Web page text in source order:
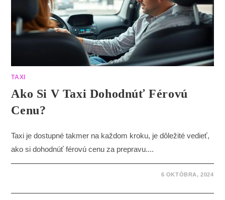
TAXI
Ako Si V Taxi Dohodnúť Férovú
Cenu?
Taxi je dostupné takmer na každom kroku, je dôležité vedieť,
ako si dohodnúť férovú cenu za prepravu....
6 OKTÓBRA, 2024